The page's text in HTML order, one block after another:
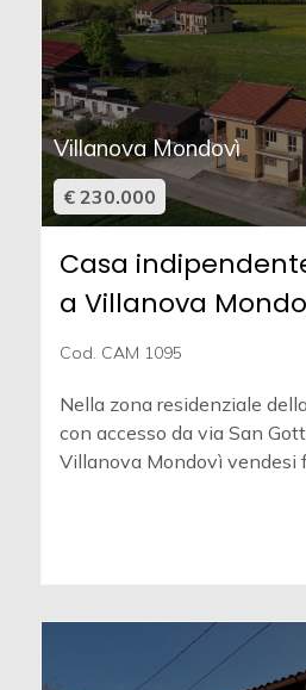
Villanova Mondovì
€ 230.000
Casa
a Villanova
Cod. CAM 1095
Nella zona residenziale
con accesso da via San
Villanova Mondovì vendesi